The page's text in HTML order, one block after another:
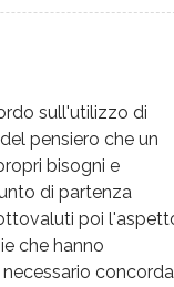
sull'utilizzo di
pensiero che un
bisogni e
di partenza
poi
che hanno